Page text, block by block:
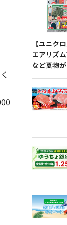
【ユニク
エアリズ
など夏物